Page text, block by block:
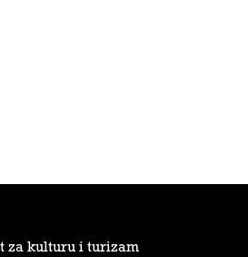
za kulturu i turizam